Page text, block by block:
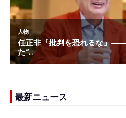
最新ニュース